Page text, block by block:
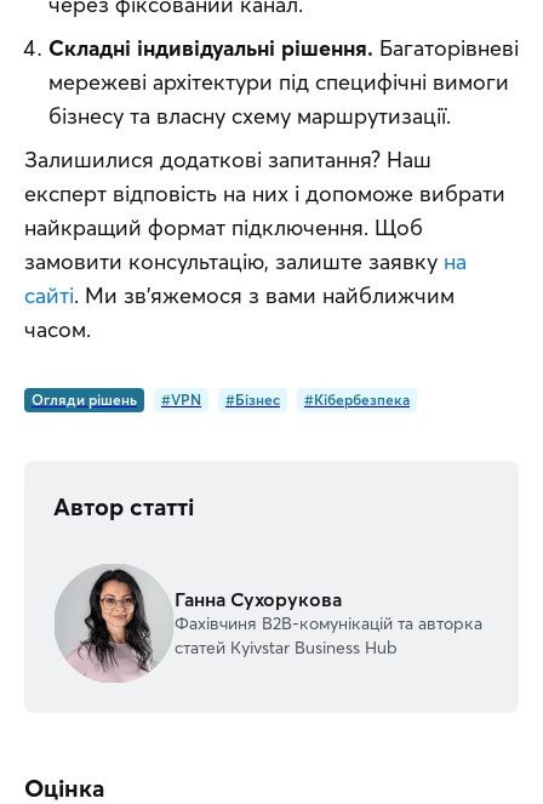
Складні індивідуальні рішення. Багаторівневі
мережеві архітектури під специфічні вимоги
бізнесу та власну схему маршрутизації.
Залишилися додаткові запитання? Наш
експерт відповість на них і допоможе вибрати
найкращий формат підключення. Щоб
замовити консультацію, залиште заявку на
сайті. Ми зв’яжемося з вами найближчим
часом.
Огляди рішень #VPN #Бізнес #Кібербезпека
Автор статті
Ганна Сухорукова
Фахівчиня В2В-комунікацій та авторка
статей Kyivstar Business Hub
Оцінка